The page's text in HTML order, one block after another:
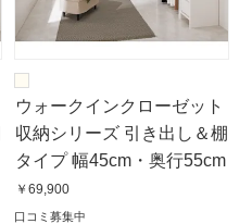
ウォークインクローゼット
収納シリーズ 引き出し＆棚
タイプ 幅45cm・奥行55cm
￥69,900
口コミ募集中